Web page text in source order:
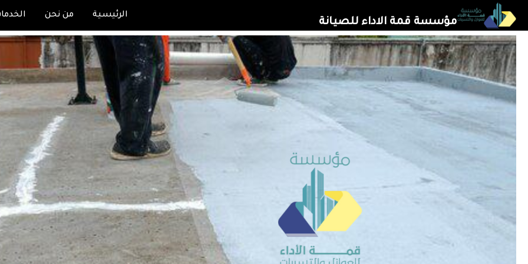
المحتوى
مؤسسة قمة الاداء للصيانة
الرئيسية من نحن